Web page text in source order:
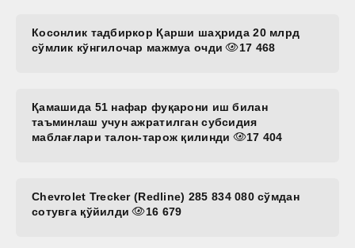
Косонлик тадбиркор Қарши шаҳрида 20 млрд
сўмлик кўнгилочар мажмуа очди
17 468
Қамашида 51 нафар фуқарони иш билан
таъминлаш учун ажратилган субсидия
маблағлари талон-тарож қилинди
17 404
Chevrolet Trecker (Redline) 285 834 080 сўмдан
сотувга қўйилди
16 679